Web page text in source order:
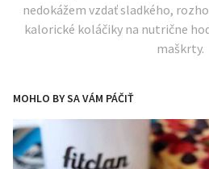
nedokážem vzdať sladkého,
kalorické koláčiky na nutrične
maškrty.
MOHLO BY SA VÁM PÁČIŤ